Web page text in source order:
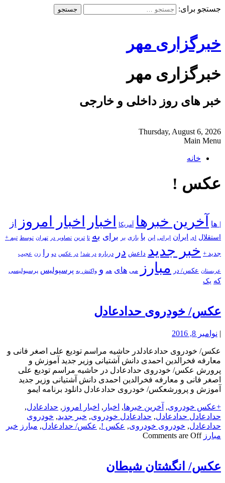
جستجو برای:
خبرگزاری مهر
خبرگزاری مهر
خبر های روز داخلی و خارجی
Thursday, August 6, 2026
Main Menu
خانه
عکس !
| ها آخرین خبرها آمریکا اخبار اخبار امروز از
استقلال ای ایران ایرانی این با بازی بر برای به تا ترین تصاویر در تهران توسط تیم +
جدید + خبر جدید داعش در درباره در شد! در عکس دو را زن عجیب
عربستان عکس/ در مبارز می های هم و واکنش به پرسپولیس پرسپولیسی
که یک
عکس/ خودروی حدادعادل
| نوامبر 8, 2016
عکس/ خودروی حدادعادلدر حاشیه مراسم تودیع علی اصغر فانی و
معارفه فخرالدین احمدی دانش آشتیانی وزیر جدید آموزش و
پرورش عکس/ خودروی حدادعادل در حاشیه مراسم تودیع علی
اصغر فانی و معارفه فخرالدین احمدی دانش آشتیانی وزیر جدید
آموزش و پرورشعکس/ خودروی حدادعادل دانلود برنامه ایمو
+عکس خودروی, آخرین خبرها, اخبار , اخبار امروز , حدادعادل,
حدادعادل حدادعادل, حدادعادل خودروی, خبر جدید, خودروی
حدادعادل, خودروی خودروی, عکس !, عکس/ حدادعادل, مبارز خبر
مبارز Comments are Off
عکس/ انگشتان شیطان